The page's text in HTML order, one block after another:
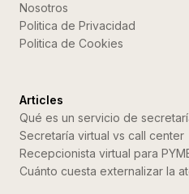
Nosotros
Politica de Privacidad
Politica de Cookies
Articles
Qué es un servicio de
Secretaría virtual vs call center
Recepcionista virtual para
Cuánto cuesta externalizar la